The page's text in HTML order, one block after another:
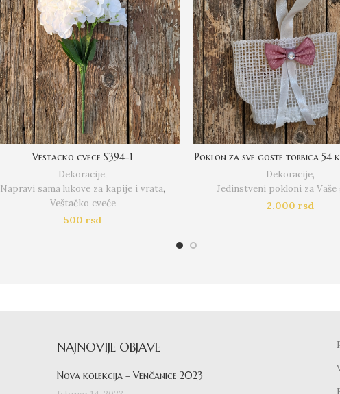
Vestacko cvece S394-1
Dekoracije,
Napravi sama lukove za kapije i vrata,
Veštačko cveće
500 rsd
Poklon za sve goste torbica 54
Dekoracije,
Jedinstveni pokloni za Vaše
2.000 rsd
NAJNOVIJE OBJAVE
Nova kolekcija – Venčanice 2023